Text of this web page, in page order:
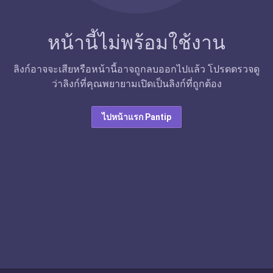
หน้านี้ไม่พร้อมใช้งาน
ลิงก์อาจจะเสียหรือหน้านี้อาจถูกลบออกไปแล้ว โปรดตรวจดู
ว่าลิงก์ที่คุณพยายามเปิดเป็นลิงก์ที่ถูกต้อง
ไปหน้าแรก Pantip